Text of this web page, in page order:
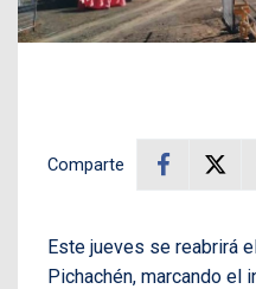
Comparte
Este jueves se reabrirá
Pichachén, marcando el